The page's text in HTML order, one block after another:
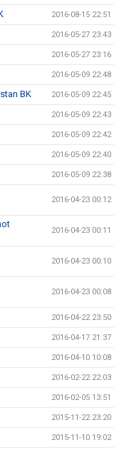
2016-08-15 22:51
2016-05-27 23:43
2016-05-27 23:16
2016-05-09 22:48
BK 2016-05-09 22:45
2016-05-09 22:43
2016-05-09 22:42
2016-05-09 22:40
2016-05-09 22:38
2016-04-23 00:12
2016-04-23 00:11
2016-04-23 00:10
2016-04-23 00:08
2016-04-22 23:50
2016-04-17 21:37
2016-04-10 10:08
2016-02-22 22:03
2016-02-05 13:51
2015-11-22 23:20
2015-11-10 19:02